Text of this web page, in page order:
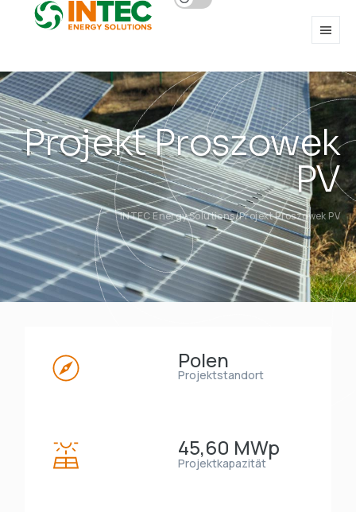
Projekt Proszowek
PV
INTEC Energy Solutions Projekt Proszowek PV
Polen
Projektstandort
45,60 MWp
Projektkapazität